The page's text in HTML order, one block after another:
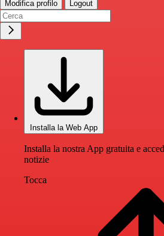
Modifica profilo Logout
Installa la Web App
Installa la nostra App gratuita e
notizie
Tocca